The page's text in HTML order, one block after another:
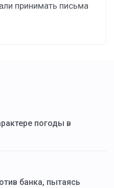
принимать письма
погоды в
банка, пытаясь